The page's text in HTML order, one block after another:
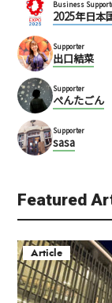
Business
2025年日本
Supporter
出口結菜
Supporter
ぺんたごん
Supporter
sasa
Featured
Article